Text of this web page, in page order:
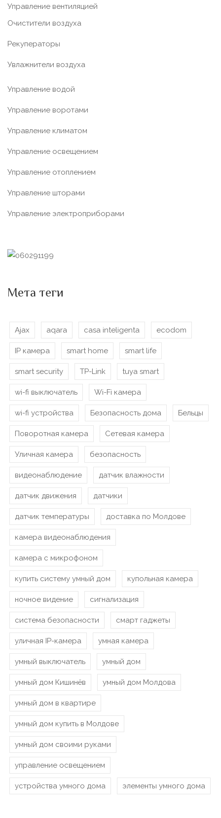
Управление вентиляцией
Очистители воздуха
Рекуператоры
Увлажнители воздуха
Управление водой
Управление воротами
Управление климатом
Управление освещением
Управление отоплением
Управление шторами
Управление электроприборами
Мета теги
Ajax aqara casa inteligenta ecodom
IP камера smart home smart life
smart security TP-Link tuya smart
wi-fi выключатель Wi-Fi камера
wi-fi устройства Безопасность дома Бельцы
Поворотная камера Сетевая камера
Уличная камера безопасность
видеонаблюдение датчик влажности
датчик движения датчики
датчик температуры доставка по Молдове
камера видеонаблюдения
камера с микрофоном
купить систему умный дом купольная камера
ночное видение сигнализация
система безопасности смарт гаджеты
уличная IP-камера умная камера
умный выключатель умный дом
умный дом Кишинёв умный дом Молдова
умный дом в квартире
умный дом купить в Молдове
умный дом своими руками
управление освещением
устройства умного дома элементы умного дома